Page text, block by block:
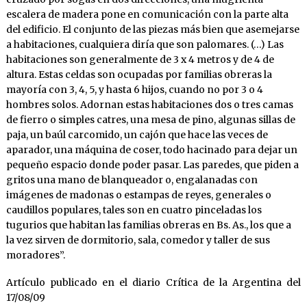
escalera de madera pone en comunicación con la parte alta
del edificio. El conjunto de las piezas más bien que asemejarse
a habitaciones, cualquiera diría que son palomares. (…) Las
habitaciones son generalmente de 3 x 4 metros y de 4 de
altura. Estas celdas son ocupadas por familias obreras la
mayoría con 3, 4, 5, y hasta 6 hijos, cuando no por 3 o 4
hombres solos. Adornan estas habitaciones dos o tres camas
de fierro o simples catres, una mesa de pino, algunas sillas de
paja, un baúl carcomido, un cajón que hace las veces de
aparador, una máquina de coser, todo hacinado para dejar un
pequeño espacio donde poder pasar. Las paredes, que piden a
gritos una mano de blanqueador o, engalanadas con
imágenes de madonas o estampas de reyes, generales o
caudillos populares, tales son en cuatro pinceladas los
tugurios que habitan las familias obreras en Bs. As., los que a
la vez sirven de dormitorio, sala, comedor y taller de sus
moradores”.
Artículo publicado en el diario Crítica de la Argentina del
17/08/09